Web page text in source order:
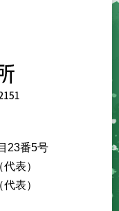
23番5号
表）
表）